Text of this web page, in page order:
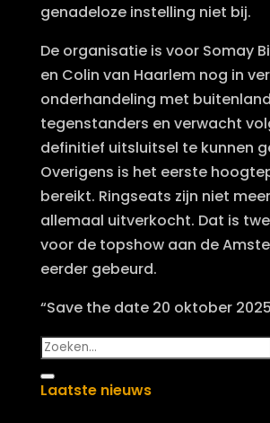
genadeloze instelling niet bij.
De organisatie is voor Somay
en Colin van Haarlem nog in
onderhandeling met
tegenstanders en verwacht
definitief uitsluitsel te kunnen
Overigens is het eerste
bereikt. Ringseats zijn niet
allemaal uitverkocht. Dat is
voor de topshow aan de
eerder gebeurd.
“Save the date 20 oktober 2025
Laatste nieuws